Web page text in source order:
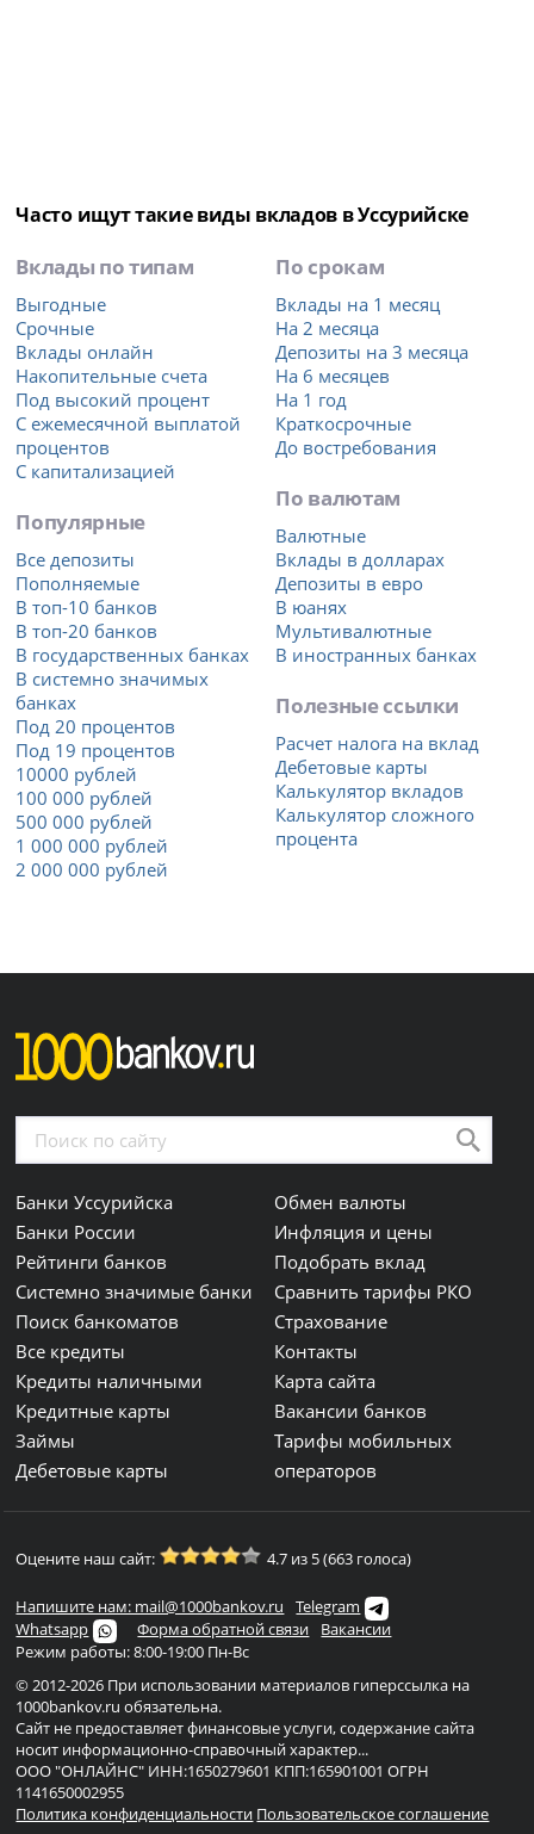
Часто ищут такие виды вкладов в Уссурийске
Вклады по типам
Выгодные
Срочные
Вклады онлайн
Накопительные счета
Под высокий процент
С ежемесячной выплатой
процентов
С капитализацией
Популярные
Все депозиты
Пополняемые
В топ-10 банков
В топ-20 банков
В государственных банках
В системно значимых
банках
Под 20 процентов
Под 19 процентов
10000 рублей
100 000 рублей
500 000 рублей
1 000 000 рублей
2 000 000 рублей
По срокам
Вклады на 1 месяц
На 2 месяца
Депозиты на 3 месяца
На 6 месяцев
На 1 год
Краткосрочные
До востребования
По валютам
Валютные
Вклады в долларах
Депозиты в евро
В юанях
Мультивалютные
В иностранных банках
Полезные ссылки
Расчет налога на вклад
Дебетовые карты
Калькулятор вкладов
Калькулятор сложного
процента
Банки Уссурийска
Банки России
Рейтинги банков
Системно значимые банки
Поиск банкоматов
Все кредиты
Кредиты наличными
Кредитные карты
Займы
Дебетовые карты
Обмен валюты
Инфляция и цены
Подобрать вклад
Сравнить тарифы РКО
Страхование
Контакты
Карта сайта
Вакансии банков
Тарифы мобильных
операторов
Оцените наш сайт: 4.7 из 5 (663 голоса)
Напишите нам: mail@1000bankov.ru
Telegram
Whatsapp
Форма обратной связи
Вакансии
Режим работы: 8:00-19:00 Пн-Вс
© 2012-2026 При использовании материалов гиперссылка на
1000bankov.ru обязательна.
Сайт не предоставляет финансовые услуги, содержание сайта
носит информационно-справочный характер...
ООО "ОНЛАЙНС" ИНН:1650279601 КПП:165901001 ОГРН
1141650002955
Политика конфиденциальности Пользовательское соглашение